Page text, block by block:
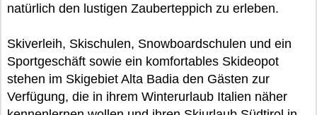
natürlich den lustigen Zauberteppich zu erleben.
Skiverleih, Skischulen, Snowboardschulen und ein
Sportgeschäft sowie ein komfortables Skideopot
stehen im Skigebiet Alta Badia den Gästen zur
Verfügung, die in ihrem Winterurlaub Italien näher